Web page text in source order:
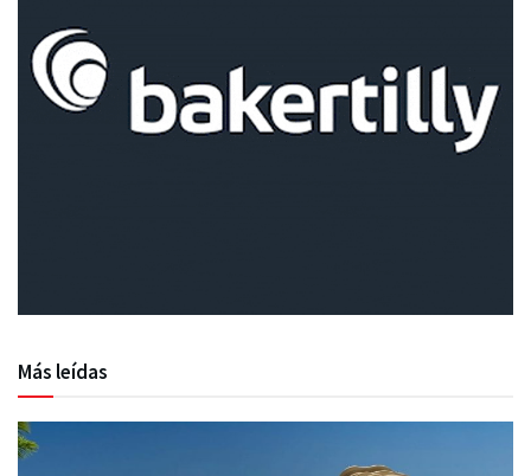
Más leídas